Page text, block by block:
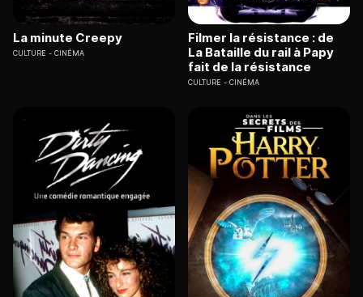
La minute Creepy
CULTURE CINÉMA
Filmer la résistance : de
La Bataille du rail à Papy
fait de la résistance
CULTURE CINÉMA